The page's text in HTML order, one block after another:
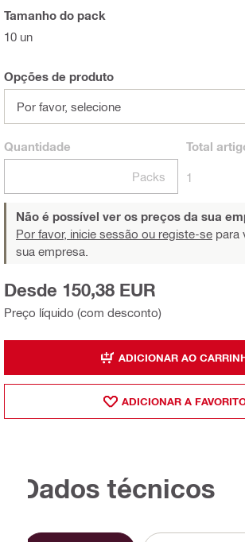
Tamanho do pack
10 un
Opções de produto
Por favor, selecione
Quantidade
Packs
Total
1
Não é possível ver os preços da sua
Por favor, inicie sessão ou registe-se para
sua empresa.
Preço líquido (com desconto)
Desde 150,38 EUR
ADICIONAR AO
ADICIONAR A
Dados técnicos